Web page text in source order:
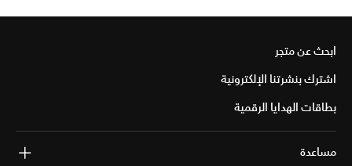
ابحث عن متجر
اشترك بنشرتنا الإلكترونية
بطاقات الهدايا الرقمية
مساعدة